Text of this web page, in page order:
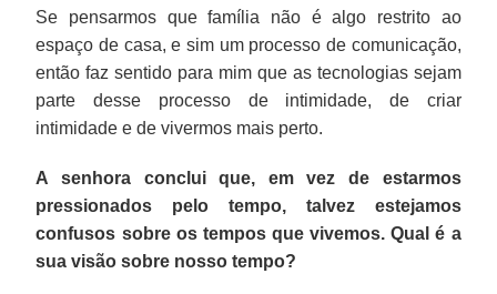
Se pensarmos que família não é algo restrito ao
espaço de casa, e sim um processo de comunicação,
então faz sentido para mim que as tecnologias sejam
parte desse processo de intimidade, de criar
intimidade e de vivermos mais perto.
A senhora conclui que, em vez de estarmos
pressionados pelo tempo, talvez estejamos
confusos sobre os tempos que vivemos. Qual é a
sua visão sobre nosso tempo?